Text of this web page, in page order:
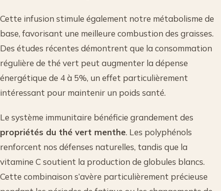
Cette infusion stimule également notre métabolisme de
base, favorisant une meilleure combustion des graisses.
Des études récentes démontrent que la consommation
régulière de thé vert peut augmenter la dépense
énergétique de 4 à 5%, un effet particulièrement
intéressant pour maintenir un poids santé.
Le système immunitaire bénéficie grandement des
propriétés du thé vert menthe. Les polyphénols
renforcent nos défenses naturelles, tandis que la
vitamine C soutient la production de globules blancs.
Cette combinaison s’avère particulièrement précieuse